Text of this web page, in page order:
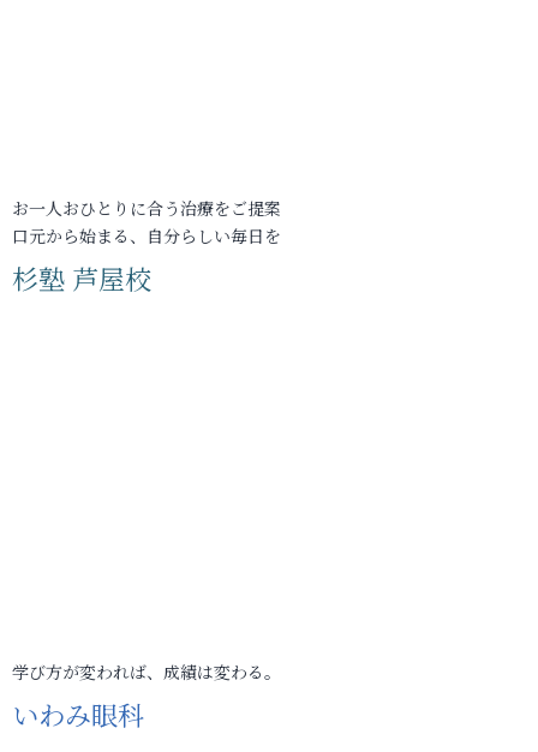
お一人おひとりに合う治療をご提案
口元から始まる、自分らしい毎日を
杉塾 芦屋校
学び方が変われば、成績は変わる。
いわみ眼科